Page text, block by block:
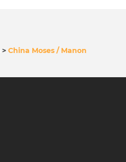
China Moses / Manon